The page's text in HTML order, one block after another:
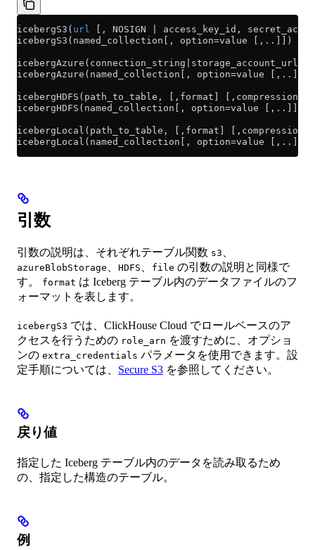
icebergS3( url [, NOSIGN | access_key_id,
icebergS3(named_collection[, option=value [,..]])
icebergAzure(connection_string|storage_account_url,
icebergAzure(named_collection[, option=value [,..]])
icebergHDFS(path_to_table, [,format]
icebergHDFS(named_collection[, option=value [,..]])
icebergLocal(path_to_table, [,format]
icebergLocal(named_collection[, option=value [,..]])
引数
引数の説明は、それぞれテーブル関数 s3
azureBlobStorage HDFS file の引数の説明と同様で
す。
format は Iceberg テーブル内のデータファイルのフ
ォーマットを表します。
icebergS3 では、ClickHouse Cloud でロールベースのア
クセスを行うための role_arn を渡すために、オプショ
ンの extra_credentials パラメータを使用できます。設
定手順については、 Secure S3 を参照してください。
戻り値
指定した Iceberg テーブル内のデータを読み取るため
の、指定した構造のテーブル。
例